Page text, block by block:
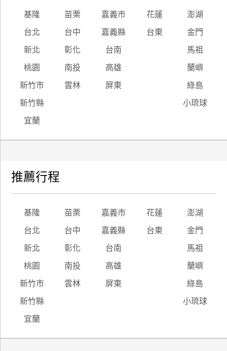
基隆 苗栗 嘉義市 花蓮 澎湖
台北 台中 嘉義縣 台東 金門
新北 彰化 台南 馬祖
桃園 南投 高雄 蘭嶼
新竹市 雲林 屏東 綠島
新竹縣 小琉球
宜蘭
推薦行程
基隆 苗栗 嘉義市 花蓮 澎湖
台北 台中 嘉義縣 台東 金門
新北 彰化 台南 馬祖
桃園 南投 高雄 蘭嶼
新竹市 雲林 屏東 綠島
新竹縣 小琉球
宜蘭